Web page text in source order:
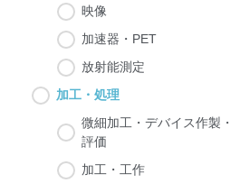
映像
加速器・PET
放射能測定
加工・処理
微細加工・デバイス作製・
評価
加工・工作